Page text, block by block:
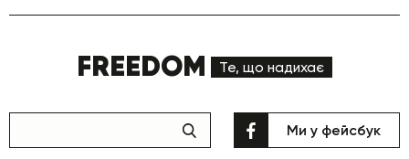
FREEDOM Те, що надихає
Ми у фейсбук